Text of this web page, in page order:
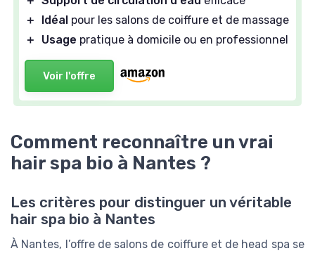
＋
Idéal pour les salons de coiffure et de massage
＋
Usage pratique à domicile ou en professionnel
Voir l'offre
Comment reconnaître un vrai
hair spa bio à Nantes ?
Les critères pour distinguer un véritable
hair spa bio à Nantes
À Nantes, l’offre de salons de coiffure et de head spa se